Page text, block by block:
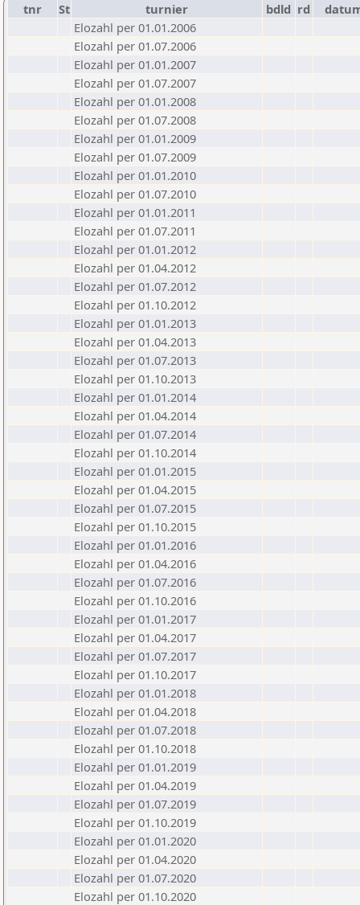
tnr St turnier bdld rd
Elozahl per 01.01.2006
Elozahl per 01.07.2006
Elozahl per 01.01.2007
Elozahl per 01.07.2007
Elozahl per 01.01.2008
Elozahl per 01.07.2008
Elozahl per 01.01.2009
Elozahl per 01.07.2009
Elozahl per 01.01.2010
Elozahl per 01.07.2010
Elozahl per 01.01.2011
Elozahl per 01.07.2011
Elozahl per 01.01.2012
Elozahl per 01.04.2012
Elozahl per 01.07.2012
Elozahl per 01.10.2012
Elozahl per 01.01.2013
Elozahl per 01.04.2013
Elozahl per 01.07.2013
Elozahl per 01.10.2013
Elozahl per 01.01.2014
Elozahl per 01.04.2014
Elozahl per 01.07.2014
Elozahl per 01.10.2014
Elozahl per 01.01.2015
Elozahl per 01.04.2015
Elozahl per 01.07.2015
Elozahl per 01.10.2015
Elozahl per 01.01.2016
Elozahl per 01.04.2016
Elozahl per 01.07.2016
Elozahl per 01.10.2016
Elozahl per 01.01.2017
Elozahl per 01.04.2017
Elozahl per 01.07.2017
Elozahl per 01.10.2017
Elozahl per 01.01.2018
Elozahl per 01.04.2018
Elozahl per 01.07.2018
Elozahl per 01.10.2018
Elozahl per 01.01.2019
Elozahl per 01.04.2019
Elozahl per 01.07.2019
Elozahl per 01.10.2019
Elozahl per 01.01.2020
Elozahl per 01.04.2020
Elozahl per 01.07.2020
Elozahl per 01.10.2020